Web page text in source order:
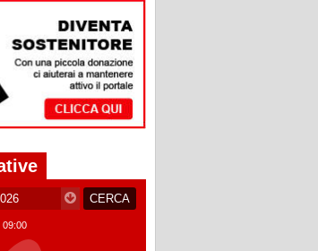
09:00